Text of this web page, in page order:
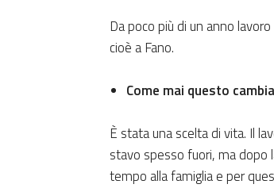
Da poco più di un anno
cioè a Fano.
Come mai questo
È stata una scelta di vita. Il
stavo spesso fuori, ma dopo
tempo alla famiglia e per